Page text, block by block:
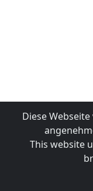
Diese
This website